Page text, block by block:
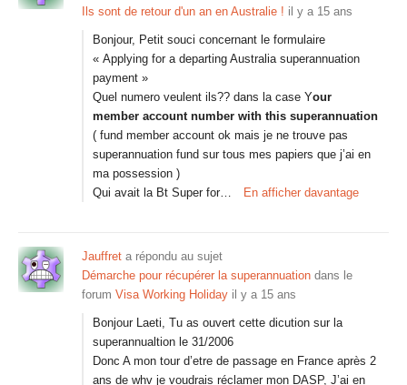
Ils sont de retour d'un an en Australie ! il y a 15 ans
Bonjour, Petit souci concernant le formulaire
« Applying for a departing Australia superannuation
payment »
Quel numero veulent ils?? dans la case Your
member account number with this superannuation
( fund member account ok mais je ne trouve pas
superannuation fund sur tous mes papiers que j’ai en
ma possession )
Qui avait la Bt Super for…
En afficher davantage
Jauffret a répondu au sujet
Démarche pour récupérer la superannuation dans le
forum Visa Working Holiday il y a 15 ans
Bonjour Laeti, Tu as ouvert cette dicution sur la
superannualtion le 31/2006
Donc A mon tour d’etre de passage en France après 2
ans de whv je voudrais réclamer mon DASP, J’ai en